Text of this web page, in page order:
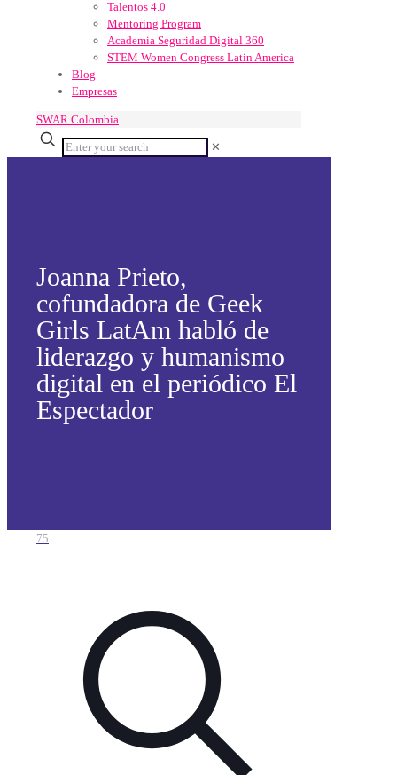
Talentos 4.0
Mentoring Program
Academia Seguridad Digital 360
STEM Women Congress Latin America
Blog
Empresas
SWAR Colombia
✕
Joanna Prieto,
cofundadora de Geek
Girls LatAm habló de
liderazgo y humanismo
digital en el periódico El
Espectador
75